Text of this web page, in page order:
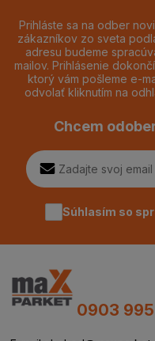
Prihláste sa na odber
zákazníkov zo sveta
adresu budeme
mailov. Prihlásenie
ktorý vám pošleme e-
odvolať kliknutím na
Chcem
Súhlasím so
0903